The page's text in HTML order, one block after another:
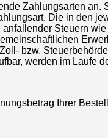
Zahlungsarten
Die in den
Steuern
bzw.
werden im
Ihrer